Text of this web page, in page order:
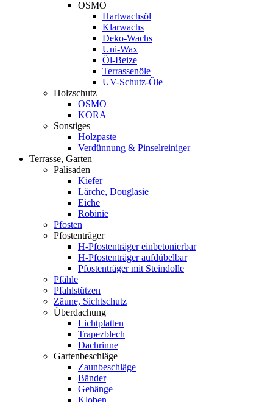
OSMO
Hartwachsöl
Klarwachs
Deko-Wachs
Uni-Wax
Öl-Beize
Terrassenöle
UV-Schutz-Öle
Holzschutz
OSMO
KORA
Sonstiges
Holzpaste
Verdünnung & Pinselreiniger
Terrasse, Garten
Palisaden
Kiefer
Lärche, Douglasie
Eiche
Robinie
Pfosten
Pfostenträger
H-Pfostenträger einbetonierbar
H-Pfostenträger aufdübelbar
Pfostenträger mit Steindolle
Pfähle
Pfahlstützen
Zäune, Sichtschutz
Überdachung
Lichtplatten
Trapezblech
Dachrinne
Gartenbeschläge
Zaunbeschläge
Bänder
Gehänge
Kloben